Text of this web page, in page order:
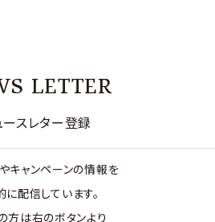
LETTER
ースレター登録
キャンペーンの情報を
に配信しています。
方は右のボタンより